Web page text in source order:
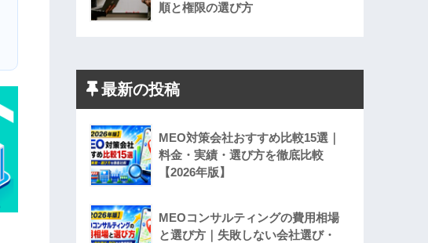
順と権限の選び方
最新の投稿
MEO対策会社おすすめ比較15選｜
料金・実績・選び方を徹底比較
【2026年版】
MEOコンサルティングの費用相場
と選び方｜失敗しない会社選び・